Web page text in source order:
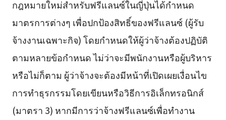
กฎหมายใหม่สำหรับฟรีแลนซ์ในญี่ปุ่นได้กำหนด
มาตรการต่างๆ เพื่อปกป้องสิทธิ์ของฟรีแลนซ์ (ผู้รับ
จ้างงานเฉพาะกิจ) โดยกำหนดให้ผู้ว่าจ้างต้องปฏิบัติ
ตามหลายข้อกำหนด ไม่ว่าจะมีพนักงานหรือผู้บริหาร
หรือไม่ก็ตาม ผู้ว่าจ้างจะต้องมีหน้าที่เปิดเผยเงื่อนไข
การทำธุรกรรมโดยเขียนหรือวิธีการอิเล็กทรอนิกส์
(มาตรา 3) หากมีการว่าจ้างฟรีแลนซ์เพื่อทำงาน